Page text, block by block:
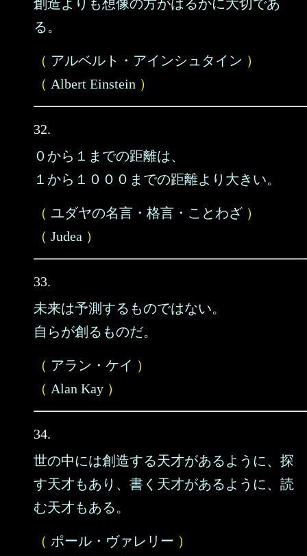
創造よりも想像の方がはるかに大切であ
る。
（ アルベルト・アインシュタイン ）
（ Albert Einstein ）
32.
０から１までの距離は、
１から１０００までの距離より大きい。
（ ユダヤの名言・格言・ことわざ ）
（ Judea ）
33.
未来は予測するものではない。
自らが創るものだ。
（ アラン・ケイ ）
（ Alan Kay ）
34.
世の中には創造する天才があるように、探
す天才もあり、書く天才があるように、読
む天才もある。
（ ポール・ヴァレリー ）